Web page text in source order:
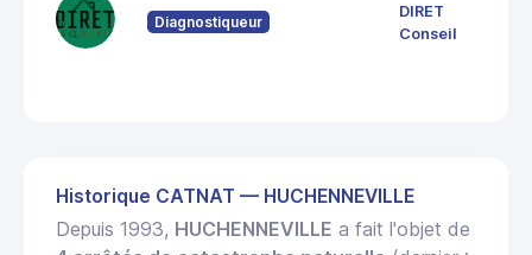
Diagnostiqueur
DIRET
Conseil
Historique CATNAT — HUCHENNEVILLE
Depuis 1993, HUCHENNEVILLE a fait l'objet de